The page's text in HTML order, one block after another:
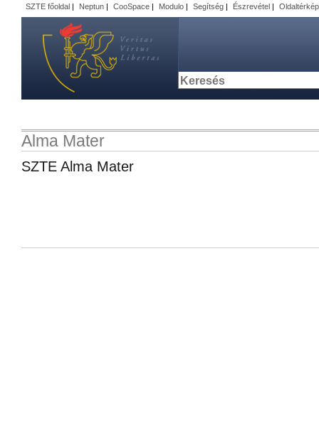
SZTE főoldal | Neptun | CooSpace | Modulo | Segítség | Észrevétel | Oldaltérkép
Alma Mater
SZTE Alma Mater